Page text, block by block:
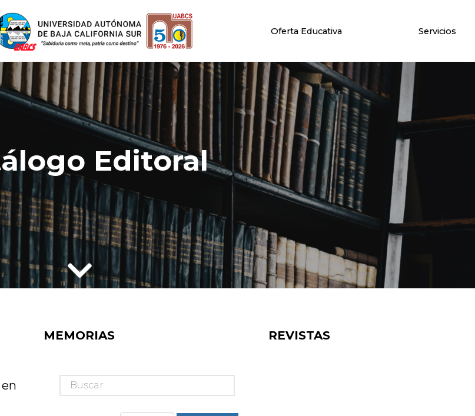
Oferta Educativa Servicios
Editoral
MEMORIAS REVISTAS